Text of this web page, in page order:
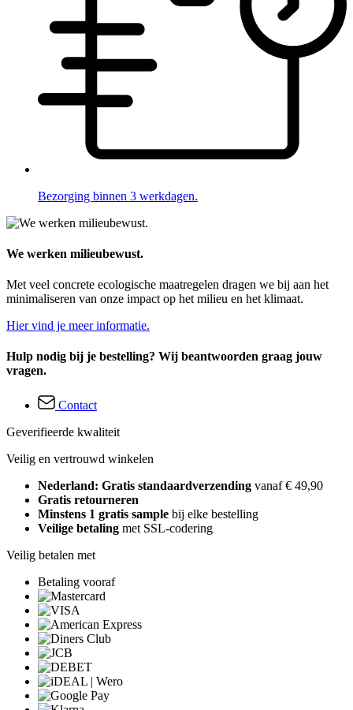
Bezorging binnen 3 werkdagen.
We werken milieubewust.
Met veel concrete ecologische maatregelen dragen we bij aan het
minimaliseren van onze impact op het milieu en het klimaat.
Hier vind je meer informatie.
Hulp nodig bij je bestelling? Wij beantwoorden graag jouw
vragen.
Contact
Geverifieerde kwaliteit
Veilig en vertrouwd winkelen
Nederland: Gratis standaardverzending vanaf € 49,90
Gratis retourneren
Minstens 1 gratis sample bij elke bestelling
Veilige betaling met SSL-codering
Veilig betalen met
Betaling vooraf